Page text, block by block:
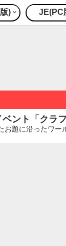
) JE(PC
ベント「クラ
お題に沿ったワー